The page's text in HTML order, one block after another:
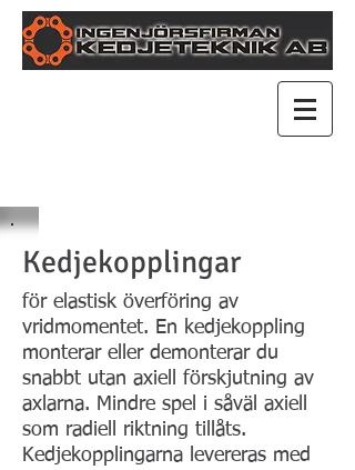
Kedjekopplingar
för elastisk överföring av
vridmomentet. En kedjekoppling
monterar eller demonterar du
snabbt utan axiell förskjutning av
axlarna. Mindre spel i såväl axiell
som radiell riktning tillåts.
Kedjekopplingarna levereras med